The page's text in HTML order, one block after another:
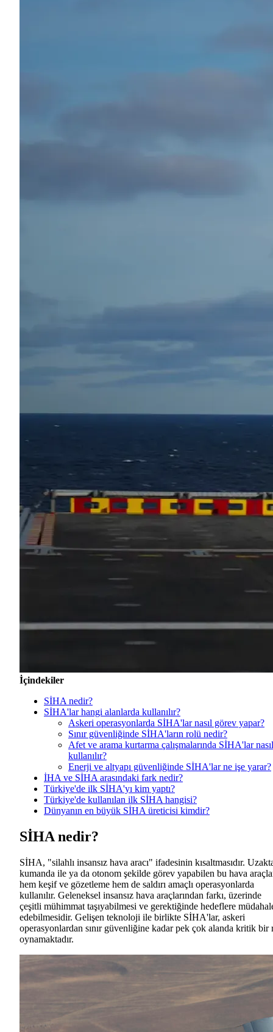
İçindekiler
SİHA nedir?
SİHA'lar hangi alanlarda kullanılır?
Askeri operasyonlarda SİHA'lar nasıl görev yapar?
Sınır güvenliğinde SİHA'ların rolü nedir?
Afet ve arama kurtarma çalışmalarında SİHA'lar nasıl
kullanılır?
Enerji ve altyapı güvenliğinde SİHA'lar ne işe yarar?
İHA ve SİHA arasındaki fark nedir?
Türkiye'de ilk SİHA'yı kim yaptı?
Türkiye'de kullanılan ilk SİHA hangisi?
Dünyanın en büyük SİHA üreticisi kimdir?
SİHA nedir?
SİHA, "silahlı insansız hava aracı" ifadesinin kısaltmasıdır.
kumanda ile ya da otonom şekilde görev yapabilen bu hava
hem keşif ve gözetleme hem de saldırı amaçlı operasyonlarda
kullanılır. Geleneksel insansız hava araçlarından farkı, üzerinde
çeşitli mühimmat taşıyabilmesi ve gerektiğinde hedeflere
edebilmesidir. Gelişen teknoloji ile birlikte SİHA'lar, askeri
operasyonlardan sınır güvenliğine kadar pek çok alanda kritik bir
oynamaktadır.